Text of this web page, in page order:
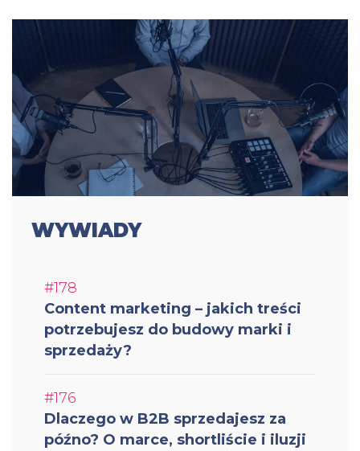
WYWIADY
#178
Content marketing – jakich treści
potrzebujesz do budowy marki i
sprzedaży?
#176
Dlaczego w B2B sprzedajesz za
późno? O marce, shortliście i iluzji